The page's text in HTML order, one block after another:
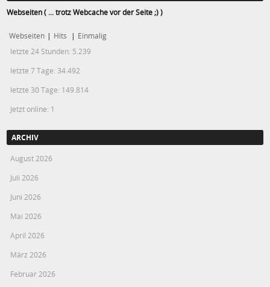
Webseiten ( ... trotz Webcache vor der Seite ;) )
Webseiten | Hits | Einmalig
letzte 24 Stunden: 5.239
letzte 7 Tage: 34.492
letzte 30 Tage: 149.814
Jetzt online: 1
ARCHIV
August 2026
Juli 2026
Juni 2026
Mai 2026
April 2026
März 2026
Februar 2026